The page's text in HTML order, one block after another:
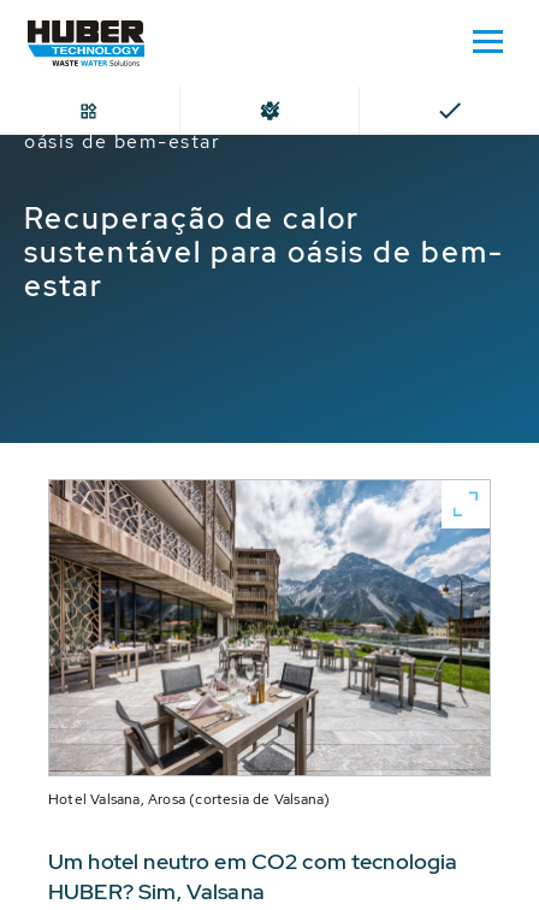
Home
Recuperação de calor sustentável para
oásis de bem-estar
Recuperação de calor
sustentável para oásis de bem-
estar
Hotel Valsana, Arosa (cortesia de Valsana)
Um hotel neutro em CO2 com tecnologia
HUBER? Sim, Valsana